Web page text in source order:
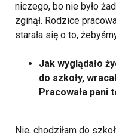
niczego, bo nie było
zginął. Rodzice
starała się o to,
Jak wyglądało
do szkoły,
Pracowała pani
Nie, chodziłam do